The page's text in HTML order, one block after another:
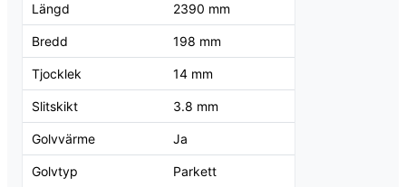
Längd 2390 mm
Bredd 198 mm
Tjocklek 14 mm
Slitskikt 3.8 mm
Golvvärme Ja
Golvtyp Parkett